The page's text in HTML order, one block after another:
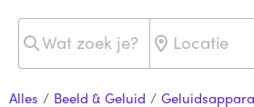
Alles / Beeld & Geluid /